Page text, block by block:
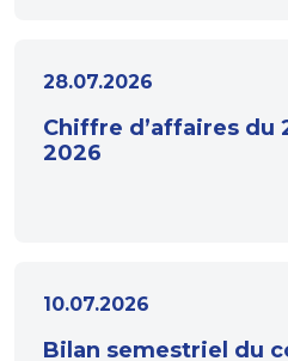
28.07.2026
Chiffre d’affaires du
2026
10.07.2026
Bilan semestriel du